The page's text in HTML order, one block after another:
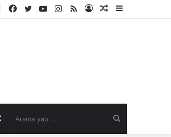
Kenar
Rastgele
Kayıt
RSS
Instagram
YouTube
Twitter
Facebook
Rastgele